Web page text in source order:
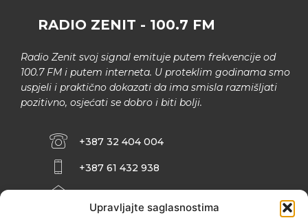
Upravljajte saglasnostima
RADIO ZENIT - 100.7 FM
Radio Zenit svoj signal emituje putem frekvencije od
100.7 FM i putem interneta. U proteklim godinama smo
uspjeli i praktično dokazati da ima smisla razmišljati
pozitivno, osjećati se dobro i biti bolji.
+387 32 404 004
+387 61 432 938